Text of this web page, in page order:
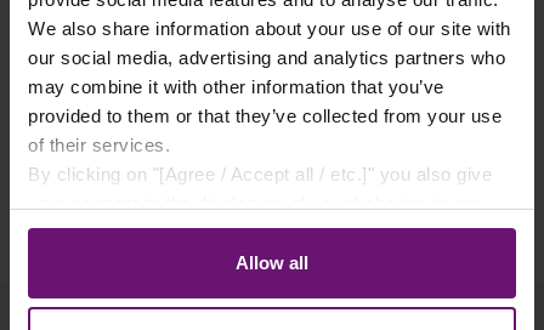
We also share information about your use of our site with
our social media, advertising and analytics partners who
may combine it with other information that you’ve
provided to them or that they’ve collected from your use
of their services.
By clicking on "[Agree / Accept all / etc.]" you also give
store to our partner, shopware AG (Ebbinghoff 10, 48624
Schöppingen, Germany), which cannot assign this data
to you personally, but may process it for its own
Allow all
✓ Rabatte ab 500€ Warenwert
✓ Käuferschutz
✓ Flexible Zahlungsarten